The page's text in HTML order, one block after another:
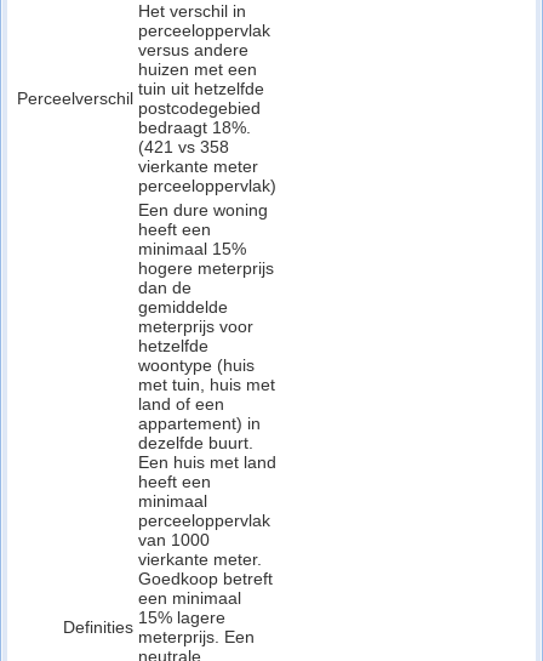
Perceelverschil
Het verschil in
perceeloppervlak
versus andere
huizen met een
tuin uit hetzelfde
postcodegebied
bedraagt 18%.
(421 vs 358
vierkante meter
perceeloppervlak)
Definities
Een dure woning
heeft een
minimaal 15%
hogere meterprijs
dan de
gemiddelde
meterprijs voor
hetzelfde
woontype (huis
met tuin, huis met
land of een
appartement) in
dezelfde buurt.
Een huis met land
heeft een
minimaal
perceeloppervlak
van 1000
vierkante meter.
Goedkoop betreft
een minimaal
15% lagere
meterprijs. Een
neutrale